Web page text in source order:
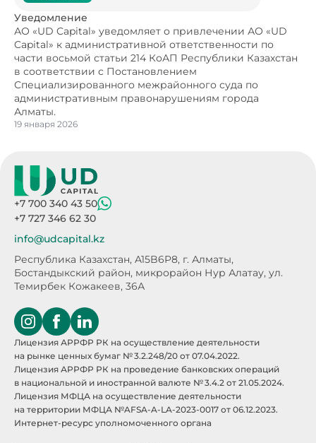
Уведомление
АО «UD Capital» уведомляет о привлечении АО «UD
Capital» к административной ответственности по
части восьмой статьи 214 КоАП Республики Казахстан
в соответствии с Постановлением
Специализированного межрайонного суда по
административным правонарушениям города
Алматы.
19 января 2026
+7 700 340 43 50
+7 727 346 62 30
info@udcapital.kz
Республика Казахстан, A15B6P8, г. Алматы,
Бостандыкский район, микрорайон Нур Алатау, ул.
Темирбек Кожакеев, 36А
Лицензия АРРФР РК на осуществление деятельности
на рынке ценных бумаг № 3.2.248/20 от 07.04.2022.
Лицензия АРРФР РК на проведение банковских операций
в национальной и иностранной валюте № 3.4.2 от 21.05.2024.
Лицензия МФЦА на осуществление деятельности
на территории МФЦА №AFSA-A-LA-2023-0017 от 06.12.2023.
Интернет-ресурс уполномоченного органа